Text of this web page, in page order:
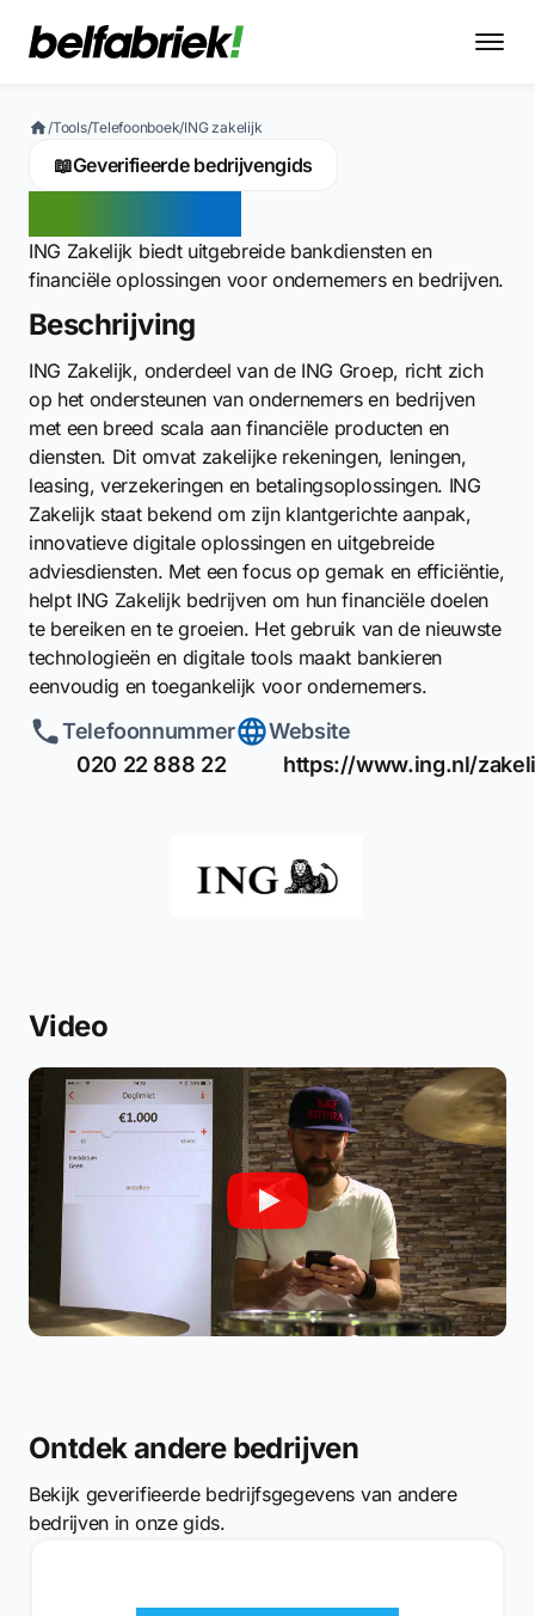
/Tools/Telefoonboek/ING zakelijk
📖Geverifieerde bedrijvengids
ING Zakelijk biedt uitgebreide bankdiensten en
financiële oplossingen voor ondernemers en bedrijven.
Beschrijving
ING Zakelijk, onderdeel van de ING Groep, richt zich
op het ondersteunen van ondernemers en bedrijven
met een breed scala aan financiële producten en
diensten. Dit omvat zakelijke rekeningen, leningen,
leasing, verzekeringen en betalingsoplossingen. ING
Zakelijk staat bekend om zijn klantgerichte aanpak,
innovatieve digitale oplossingen en uitgebreide
adviesdiensten. Met een focus op gemak en efficiëntie,
helpt ING Zakelijk bedrijven om hun financiële doelen
te bereiken en te groeien. Het gebruik van de nieuwste
technologieën en digitale tools maakt bankieren
eenvoudig en toegankelijk voor ondernemers.
Telefoonnummer
020 22 888 22
Website
https://www.ing.nl/
Video
Ontdek andere bedrijven
Bekijk geverifieerde bedrijfsgegevens van andere
bedrijven in onze gids.